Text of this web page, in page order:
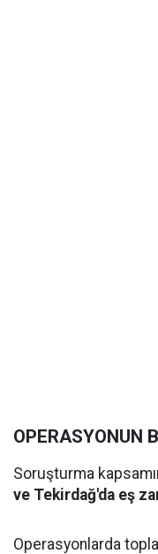
OPERASYONUN
Soruşturma
ve Tekirdağ'da eş
Operasyonlarda